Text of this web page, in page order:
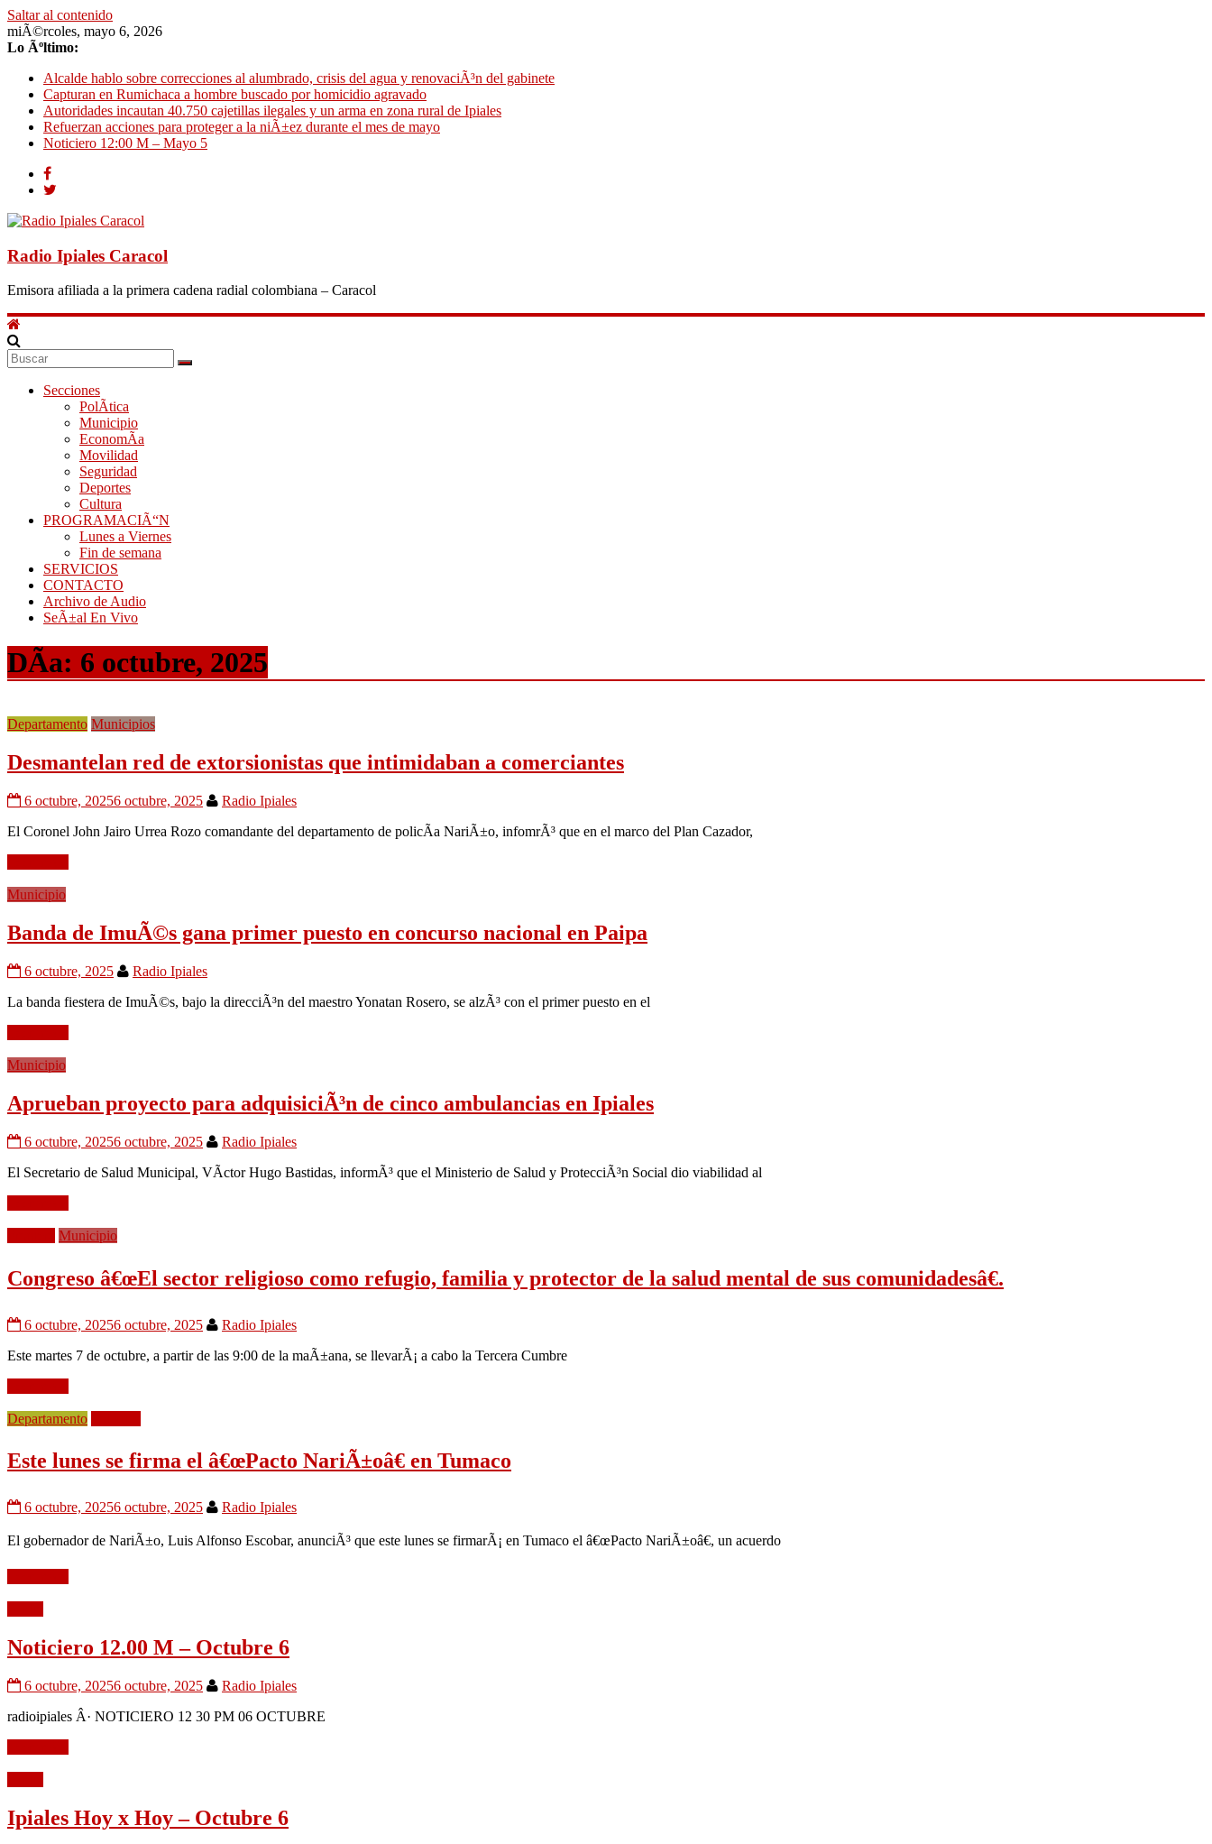
Saltar al contenido
miÃ©rcoles, mayo 6, 2026
Lo Ãºltimo:
Alcalde hablo sobre correcciones al alumbrado, crisis del agua y renovaciÃ³n del gabinete
Capturan en Rumichaca a hombre buscado por homicidio agravado
Autoridades incautan 40.750 cajetillas ilegales y un arma en zona rural de Ipiales
Refuerzan acciones para proteger a la niÃ±ez durante el mes de mayo
Noticiero 12:00 M – Mayo 5
Radio Ipiales Caracol
Emisora afiliada a la primera cadena radial colombiana – Caracol
Secciones
PolÃ­tica
Municipio
EconomÃ­a
Movilidad
Seguridad
Deportes
Cultura
PROGRAMACIÃ“N
Lunes a Viernes
Fin de semana
SERVICIOS
CONTACTO
Archivo de Audio
SeÃ±al En Vivo
DÃ­a: 6 octubre, 2025
Departamento Municipios
Desmantelan red de extorsionistas que intimidaban a comerciantes
6 octubre, 20256 octubre, 2025
Radio Ipiales
El Coronel John Jairo Urrea Rozo comandante del departamento de policÃ­a NariÃ±o, infomrÃ³ que en el marco del Plan Cazador,
Municipio
Banda de ImuÃ©s gana primer puesto en concurso nacional en Paipa
6 octubre, 2025
Radio Ipiales
La banda fiestera de ImuÃ©s, bajo la direcciÃ³n del maestro Yonatan Rosero, se alzÃ³ con el primer puesto en el
Municipio
Aprueban proyecto para adquisiciÃ³n de cinco ambulancias en Ipiales
6 octubre, 20256 octubre, 2025
Radio Ipiales
El Secretario de Salud Municipal, VÃ­ctor Hugo Bastidas, informÃ³ que el Ministerio de Salud y ProtecciÃ³n Social dio viabilidad al
Municipio
Congreso â€œEl sector religioso como refugio, familia y protector de la salud mental de sus comunidadesâ€.
6 octubre, 20256 octubre, 2025
Radio Ipiales
Este martes 7 de octubre, a partir de las 9:00 de la maÃ±ana, se llevarÃ¡ a cabo la Tercera Cumbre
Departamento
Este lunes se firma el â€œPacto NariÃ±oâ€ en Tumaco
6 octubre, 20256 octubre, 2025 Radio Ipiales
El gobernador de NariÃ±o, Luis Alfonso Escobar, anunciÃ³ que este lunes se firmarÃ¡ en Tumaco el â€œPacto NariÃ±oâ€, un acuerdo
Noticiero 12.00 M – Octubre 6
6 octubre, 20256 octubre, 2025
Radio Ipiales
radioipiales Â· NOTICIERO 12 30 PM 06 OCTUBRE
Ipiales Hoy x Hoy – Octubre 6